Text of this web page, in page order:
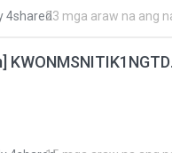
4shared23 mga araw na ang